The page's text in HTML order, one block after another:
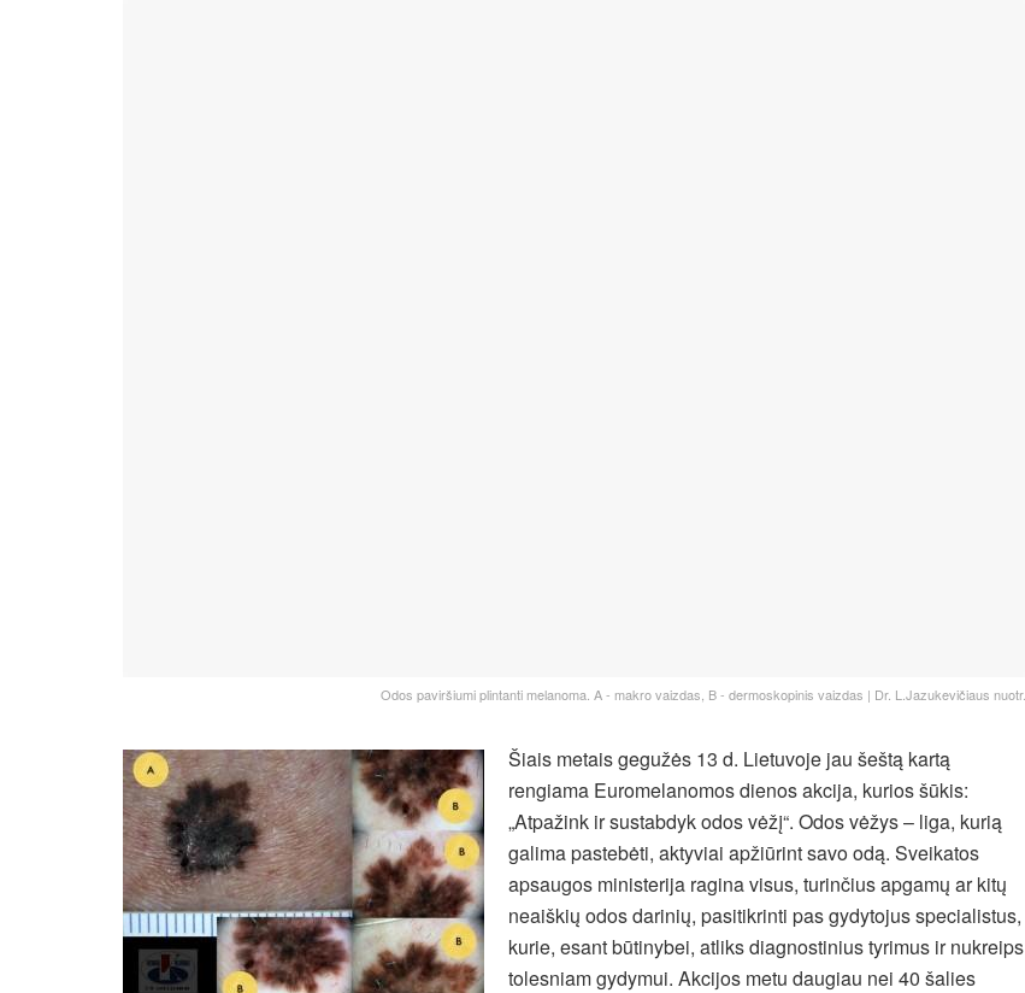
Odos paviršiumi plintanti melanoma. A - makro vaizdas, B - dermoskopinis vaizdas | Dr. L.Jazukevičiaus nuotr.
Šiais metais gegužės 13 d. Lietuvoje jau šeštą kartą
rengiama Euromelanomos dienos akcija, kurios šūkis:
„Atpažink ir sustabdyk odos vėžį“. Odos vėžys – liga, kurią
galima pastebėti, aktyviai apžiūrint savo odą. Sveikatos
apsaugos ministerija ragina visus, turinčius apgamų ar kitų
neaiškių odos darinių, pasitikrinti pas gydytojus specialistus,
kurie, esant būtinybei, atliks diagnostinius tyrimus ir nukreips
tolesniam gydymui. Akcijos metu daugiau nei 40 šalies